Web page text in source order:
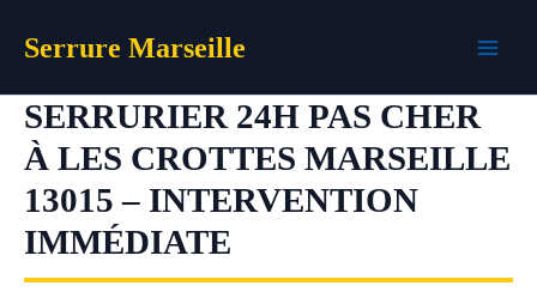
Serrure Marseille
SERRURIER 24H PAS CHER
À LES CROTTES MARSEILLE
13015 – INTERVENTION
IMMÉDIATE